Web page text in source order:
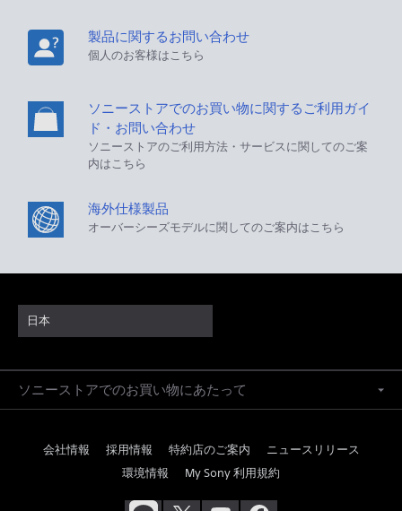
製品に関するお問い合わせ
個人のお客様はこちら
ソニーストアでのお買い物に関するご利用ガイ
ド・お問い合わせ
ソニーストアのご利用方法・サービスに関してのご案
内はこちら
海外仕様製品
オーバーシーズモデルに関してのご案内はこちら
日本
ソニーストアでのお買い物にあたって
会社情報 採用情報 特約店のご案内
ニュースリリース
環境情報
My Sony 利用規約